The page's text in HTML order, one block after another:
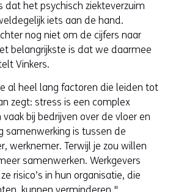
dat het psychisch ziekteverzuim
iets aan de hand.
nog niet om de cijfers naar
belangrijkste is dat we daarmee
Vinkers.
al heel lang factoren die leiden tot
zegt: stress is een complex
bij bedrijven over de vloer en
samenwerking is tussen de
werknemer. Terwijl je zou willen
samenwerken. Werkgevers
risico’s in hun organisatie, die